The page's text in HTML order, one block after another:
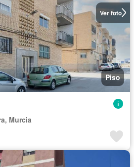
Ver foto
Piso
Murcia